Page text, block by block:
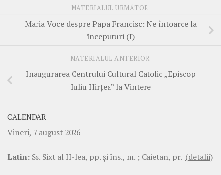
MATERIALUL URMĂTOR
Maria Voce despre Papa Francisc: Ne întoarce la
începuturi (I)
MATERIALUL ANTERIOR
Inaugurarea Centrului Cultural Catolic „Episcop
Iuliu Hirțea” la Vintere
CALENDAR
Vineri, 7 august 2026
Latin: Ss. Sixt al II-lea, pp. şi îns., m. ; Caietan, pr. (detalii)